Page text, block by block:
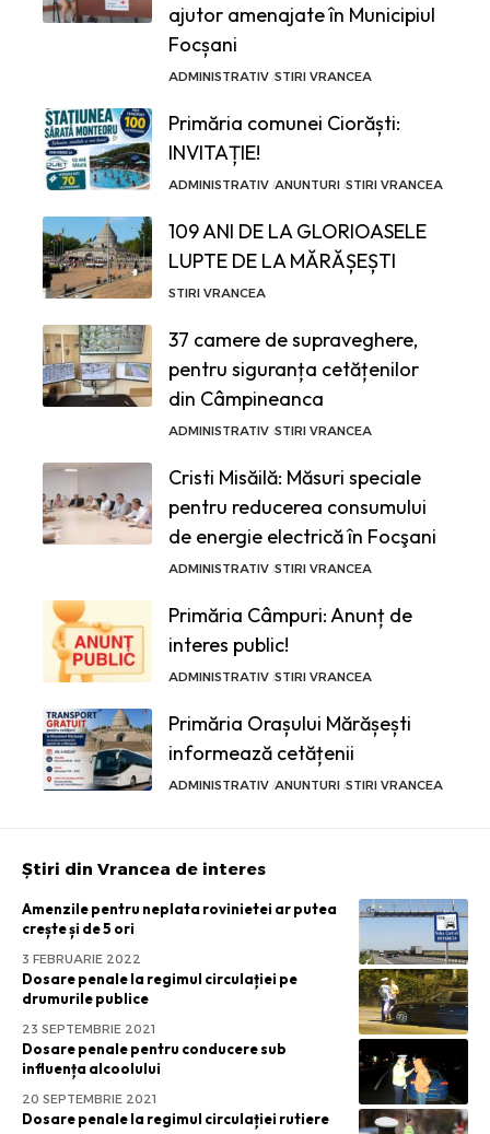
ajutor amenajate în Municipiul
Focșani
ADMINISTRATIV STIRI VRANCEA
Primăria comunei Ciorăști:
INVITAȚIE!
ADMINISTRATIV ANUNTURI STIRI VRANCEA
109 ANI DE LA GLORIOASELE
LUPTE DE LA MĂRĂȘEȘTI
STIRI VRANCEA
37 camere de supraveghere,
pentru siguranța cetățenilor
din Câmpineanca
ADMINISTRATIV STIRI VRANCEA
Cristi Misăilă: Măsuri speciale
pentru reducerea consumului
de energie electrică în Focşani
ADMINISTRATIV STIRI VRANCEA
Primăria Câmpuri: Anunț de
interes public!
ADMINISTRATIV STIRI VRANCEA
Primăria Orașului Mărășești
informează cetățenii
ADMINISTRATIV ANUNTURI STIRI VRANCEA
Știri din Vrancea de interes
Amenzile pentru neplata rovinietei ar putea
crește și de 5 ori
3 FEBRUARIE 2022
Dosare penale la regimul circulației pe
drumurile publice
23 SEPTEMBRIE 2021
Dosare penale pentru conducere sub
influența alcoolului
20 SEPTEMBRIE 2021
Dosare penale la regimul circulației rutiere